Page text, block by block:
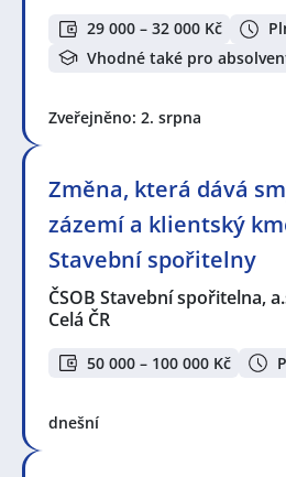
29 000 – 32 000 Kč
Vhodné také pro
Zveřejněno: 2. srpna
Změna, která dává
zázemí a klientský
Stavební spořitelny
ČSOB Stavební spořitelna,
Celá ČR
50 000 – 100 000 Kč
dnešní